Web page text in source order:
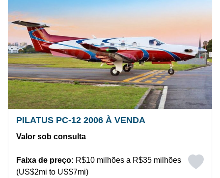
PILATUS PC-12 2006 À VENDA
Valor sob consulta
Faixa de preço: R$10 milhões a R$35 milhões
(US$2mi to US$7mi)